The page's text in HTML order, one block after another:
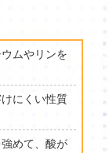
ムやリンを
にくい性質
めて、酸が